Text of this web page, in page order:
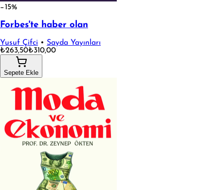
−15%
Forbes'te haber olan
Yusuf Çifci • Sayda Yayınları
₺263,50₺310,00
Sepete Ekle